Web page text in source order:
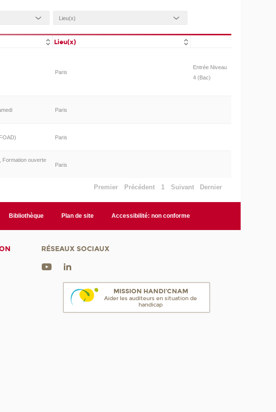
Lieu(x)
Paris
Entrée Niveau
4 (Bac)
Paris
Paris
Formation ouverte
Paris
Premier Précédent 1 Suivant Dernier
Bibliothèque Plan de site Accessibilité: non conforme
RÉSEAUX SOCIAUX
MISSION HANDI'CNAM
Aider les auditeurs en situation de
handicap